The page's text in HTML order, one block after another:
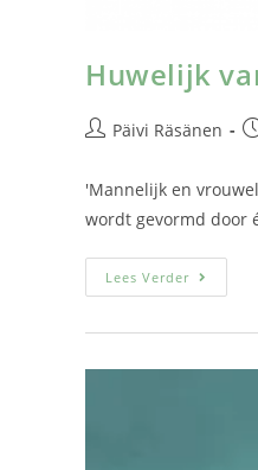
Huwelijk
Päivi Räsänen
'Mannelijk en
wordt gevormd door
Lees Verder